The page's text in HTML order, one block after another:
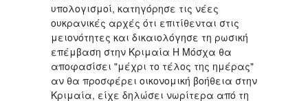
υπολογισμοί, κατηγόρησε τις νέες
ουκρανικές αρχές ότι επιτίθενται στις
μειονότητες και δικαιολόγησε τη ρωσική
επέμβαση στην Κριμαία Η Μόσχα θα
αποφασίσει "μέχρι το τέλος της ημέρας"
αν θα προσφέρει οικονομική βοήθεια στην
Κριμαία, είχε δηλώσει νωρίτερα από τη